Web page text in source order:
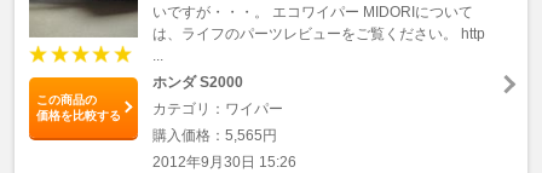
この商品の
価格を比較する
いですが・・・。 エコワイパー MIDORIについて
は、ライフのパーツレビューをご覧ください。 http
ホンダ S2000
カテゴリ：ワイパー
購入価格：5,565円
2012年9月30日 15:26